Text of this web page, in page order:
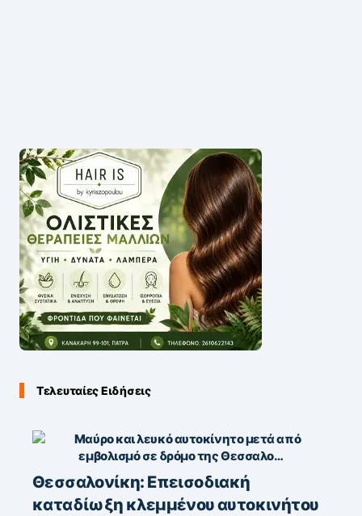
Τελευταίες Ειδήσεις
Θεσσαλονίκη: Επεισοδιακή
καταδίωξη κλεμμένου αυτοκινήτου